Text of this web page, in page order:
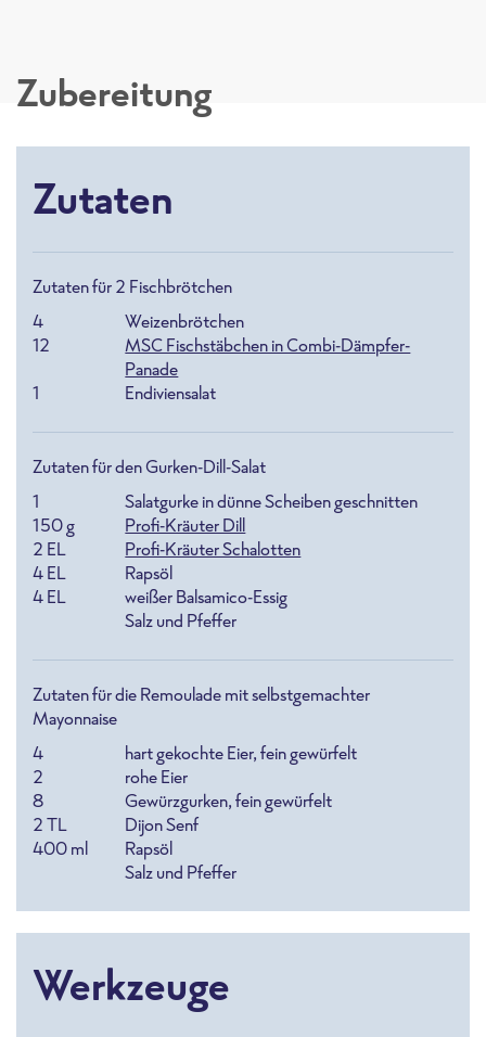
Zubereitung
Zutaten
Zutaten für 2 Fischbrötchen
4
Weizenbrötchen
12
MSC Fischstäbchen in Combi-Dämpfer-
Panade
1
Endiviensalat
Zutaten für den Gurken-Dill-Salat
1
Salatgurke in dünne Scheiben geschnitten
150g
Profi-Kräuter Dill
2 EL
Profi-Kräuter Schalotten
4EL
Rapsöl
4EL
weißer Balsamico-Essig
Salz und Pfeffer
Zutaten für die Remoulade mit selbstgemachter
Mayonnaise
4
hart gekochte Eier, fein gewürfelt
2
rohe Eier
8
Gewürzgurken, fein gewürfelt
2TL
Dijon Senf
400ml
Rapsöl
Salz und Pfeffer
Werkzeuge